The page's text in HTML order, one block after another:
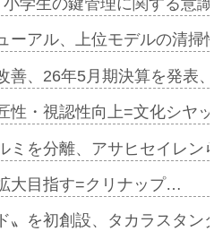
学生の鍵管理に関する意
ーアル、上位モデルの清
善、26年5月期決算を発表
性・視認性向上=文化シヤ
ミを分離、アサヒセイレ
大目指す=クリナップ…
〟を初創設、タカラスタ